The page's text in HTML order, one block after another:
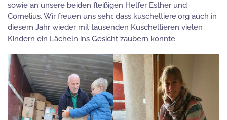
sowie an unsere beiden fleißigen Helfer Esther und
Cornelius. Wir freuen uns sehr, dass kuscheltiere.org auch in
diesem Jahr wieder mit tausenden Kuscheltieren vielen
Kindern ein Lächeln ins Gesicht zaubern konnte.